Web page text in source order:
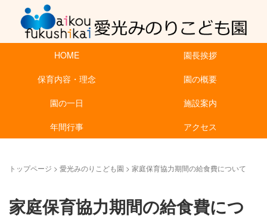
HOME
園長挨拶
保育内容・理念
園の概要
園の一日
施設案内
年間行事
アクセス
トップページ > 愛光みのりこども園 > 家庭保育協力期間の給食費について
家庭保育協力期間の給食費につ